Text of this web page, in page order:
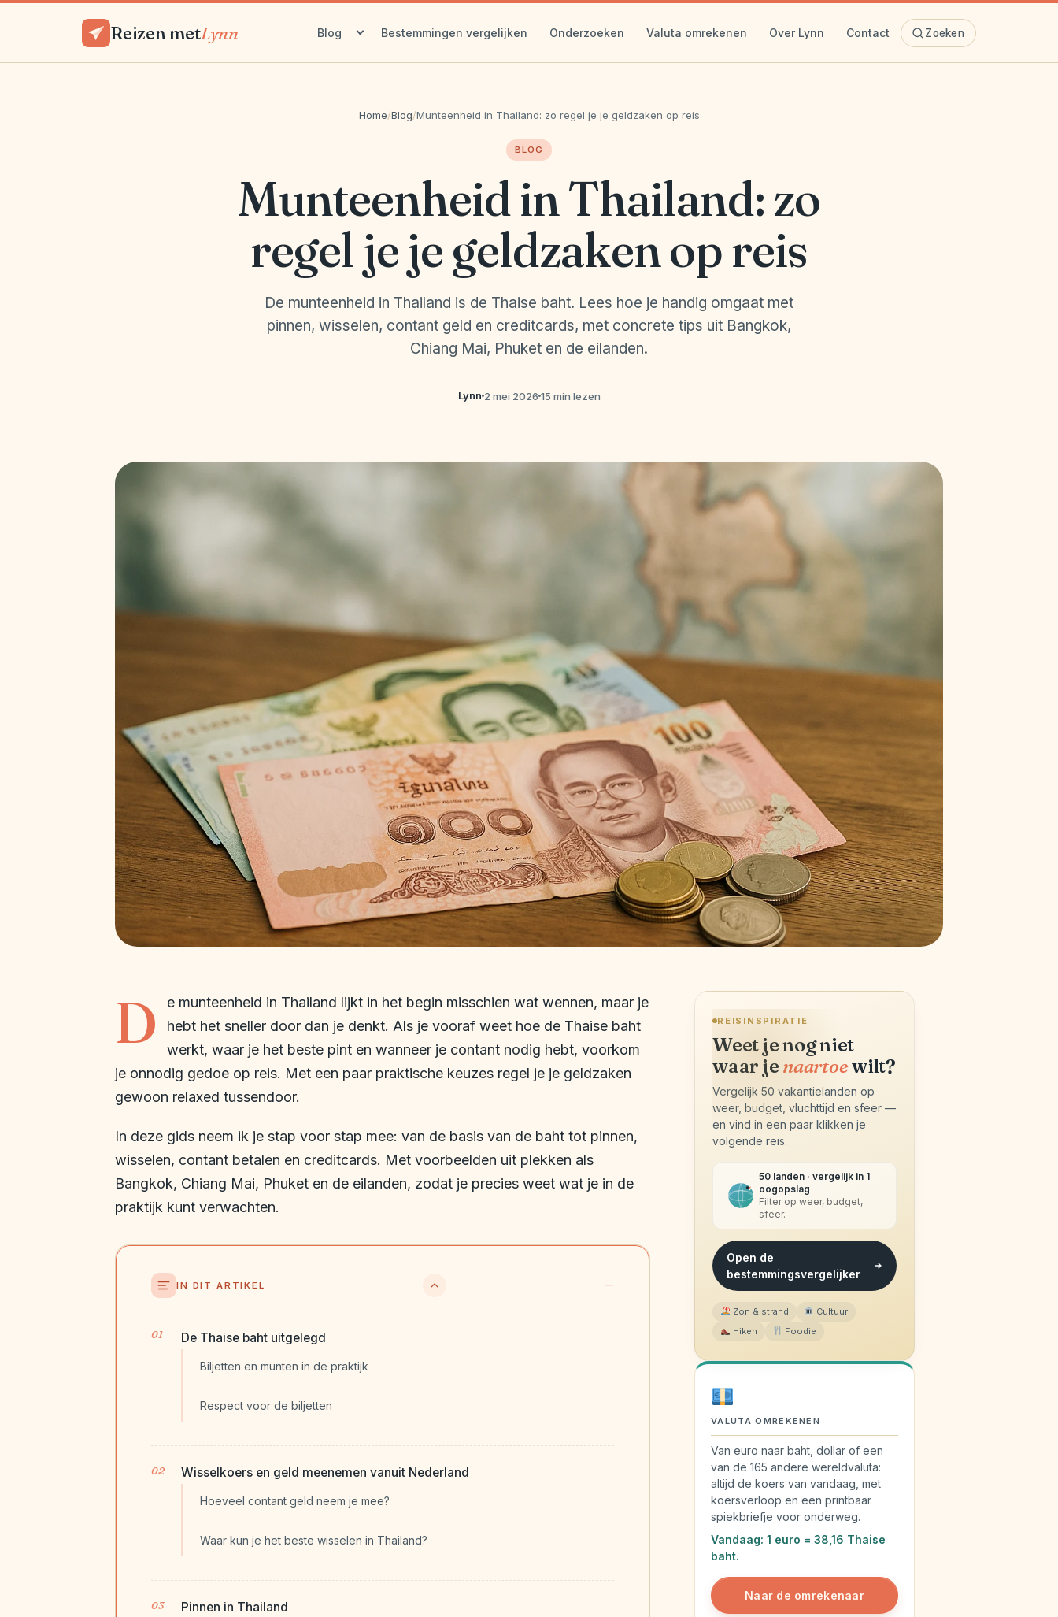
Reizen metLynn Blog Bestemmingen vergelijken Onderzoeken Valuta omrekenen Over Lynn Contact Zoeken
Home/Blog/Munteenheid in Thailand: zo regel je je geldzaken op reis
BLOG
Munteenheid in Thailand: zo
regel je je geldzaken op reis
De munteenheid in Thailand is de Thaise baht. Lees hoe je handig omgaat met
pinnen, wisselen, contant geld en creditcards, met concrete tips uit Bangkok,
Chiang Mai, Phuket en de eilanden.
Lynn 2 mei 2026 15 min lezen
D
e munteenheid in Thailand lijkt in het begin misschien wat wennen, maar je
hebt het sneller door dan je denkt. Als je vooraf weet hoe de Thaise baht
werkt, waar je het beste pint en wanneer je contant nodig hebt, voorkom
je onnodig gedoe op reis. Met een paar praktische keuzes regel je je geldzaken
gewoon relaxed tussendoor.
In deze gids neem ik je stap voor stap mee: van de basis van de baht tot pinnen,
wisselen, contant betalen en creditcards. Met voorbeelden uit plekken als
Bangkok, Chiang Mai, Phuket en de eilanden, zodat je precies weet wat je in de
praktijk kunt verwachten.
IN DIT ARTIKEL
De Thaise baht uitgelegd
Biljetten en munten in de praktijk
Respect voor de biljetten
Wisselkoers en geld meenemen vanuit Nederland
Hoeveel contant geld neem je mee?
Waar kun je het beste wisselen in Thailand?
Pinnen in Thailand
REISINSPIRATIE
Weet je nog niet
waar je naartoewilt?
Vergelijk 50 vakantielanden op
weer, budget, vluchttijd en sfeer —
en vind in een paar klikken je
volgende reis.
50 landen · vergelijk in 1
oogopslag
Filter op weer, budget,
sfeer.
Open de
bestemmingsvergelijker
Zon & strand
Cultuur
Hiken
Foodie
VALUTA OMREKENEN
Van euro naar baht, dollar of een
van de 165 andere wereldvaluta:
altijd de koers van vandaag, met
koersverloop en een printbaar
spiekbriefje voor onderweg.
Vandaag: 1 euro = 38,16 Thaise
baht.
Naar de omrekenaar